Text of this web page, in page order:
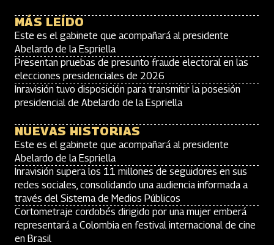
MÁS LEÍDO
Este es el gabinete que acompañará al presidente
Abelardo de la Espriella
Presentan pruebas de presunto fraude electoral en las
elecciones presidenciales de 2026
Inravisión tuvo disposición para transmitir la posesión
presidencial de Abelardo de la Espriella
NUEVAS HISTORIAS
Este es el gabinete que acompañará al presidente
Abelardo de la Espriella
Inravisión supera los 11 millones de seguidores en sus
redes sociales, consolidando una audiencia informada a
través del Sistema de Medios Públicos
Cortometraje cordobés dirigido por una mujer emberá
representará a Colombia en festival internacional de cine
en Brasil